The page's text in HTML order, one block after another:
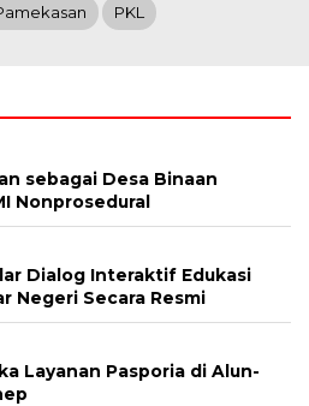
PKL
sebagai Desa Binaan
Nonprosedural
Dialog Interaktif Edukasi
Negeri Secara Resmi
Layanan Pasporia di Alun-